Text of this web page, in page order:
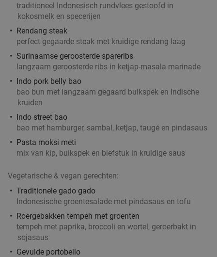
traditioneel Indonesisch rundvlees gestoofd in
kokosmelk en specerijen
Rendang steak
perfect gegaarde steak met kruidige rendang-laag
Surinaamse geroosterde spareribs
langzaam geroosterde ribs in ketjap-masala marinade
Indo pork belly bao
bao bun met langzaam gegaard buikspek en Indische
kruiden
Indo street bao
bao met hamburger, sambal, ketjap, taugé en pindasaus
Pasta moksi meti
mix van kip, buikspek en biefstuk in kruidige saus
Vegetarische & vegan gerechten:
Traditionele gado gado
Indonesische groentesalade met pindasaus en tofu
Roergebakken tempeh met groenten
tempeh met paprika, broccoli en wortel, geroerbakt in
sojasaus
Gevulde portobello